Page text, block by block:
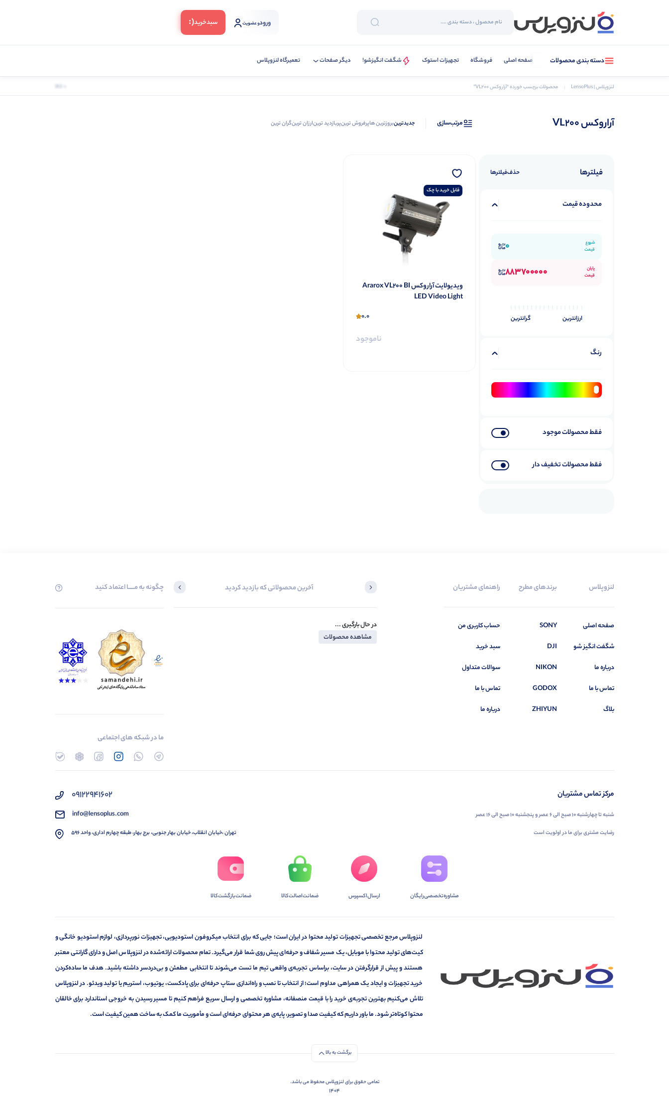
ورودو عضویت سبد‌خرید(:
دسته بندی محصولات صفحه اصلی فروشگاه تجهیزات استوک شگفت انگیزشو! دیگر صفحات تعمیرگاه لنزوپلاس
لنزوپلاس | LensoPlus محصولات برچسب خورده “آراروکس VL200”
آراروکس VL200
فیلترها حذف‌فیلتر‌ها
محدوده قیمت
شروع
قیمت
0
پایان
قیمت
883700000
ارزانترین گرانترین
رنگ
فقط محصولات موجود
فقط محصولات تخفیف دار
مرتب‌سازی جدیدترینبروزترین هاپرفروش ترینپربازدید ترینارزان ترینگران ترین
ویدیولایت آراروکس Ararox VL200 BI
LED Video Light
0.0
ناموجود
قابل خرید با چک
لنزوپلاس
صفحه اصلی
شگفت انگیز شو
درباره ما
تماس با ما
بلاگ
برندهای مطرح
SONY
DJI
NIKON
GODOX
ZHIYUN
راهنمای مشتریان
حساب کاربری من
سبد خرید
سوالات متداول
تماس با ما
درباره ما
آخرین محصولاتی که بازدید کردید
در حال بارگیری ...
مشاهده محصولات
چگونه به مــــــا اعتماد کنید
ما در شبکه های اجتماعی
مرکز تماس مشتریان
شنبه تا چهارشنبه ۱۰ صبح الی ۶ عصر و پنجشنبه ۱۰ صبح الی ۱۶ عصر
رضایت مشتری برای ما در اولویت است
۰۹۱۲۲۹۴۱۶۰۲
info@lensoplus.com
تهران ،خیابان انقلاب، خیابان بهار جنوبی، برج بهار، طبقه چهارم اداری، واحد ۵۹۶
مشاوره‌تخصصی‌رایگان ارسال‌اکسپرس ضمانت‌اصالت‌کالا ضمانت‌بازگشت‌کالا
لنزوپلاس مرجع تخصصی تجهیزات تولید محتوا در ایران است؛ جایی که برای انتخاب میکروفون استودیویی، تجهیزات نورپردازی، لوازم استودیو خانگی و
کیت‌های تولید محتوا با موبایل، یک مسیر شفاف و حرفه‌ای پیش روی شما قرار می‌گیرد. تمام محصولات ارائه‌شده در لنزوپلاس اصل و دارای گارانتی معتبر
هستند و پیش از قرارگرفتن در سایت، براساس تجربه‌ی واقعی تیم ما تست می‌شوند تا انتخابی مطمئن و بی‌دردسر داشته باشید. هدف ما ساده‌کردن
خرید تجهیزات و ایجاد یک همراهی مداوم است؛ از انتخاب تا نصب و راه‌اندازی ستاپ حرفه‌ای برای پادکست، یوتیوب، استریم یا تولید ویدئو. در لنزوپلاس
تلاش می‌کنیم بهترین تجربه‌ی خرید را با قیمت منصفانه، مشاوره تخصصی و ارسال سریع فراهم کنیم تا مسیر رسیدن به خروجی استاندارد برای خالقان
محتوا کوتاه‌تر شود. ما باور داریم که کیفیت صدا و تصویر، پایه‌ی هر محتوای حرفه‌ای است و مأموریت ما کمک به ساخت همین کیفیت است.
برگشت به بالا
تمامی حقوق برای لنزوپلاس محفوظ می باشد.
1404